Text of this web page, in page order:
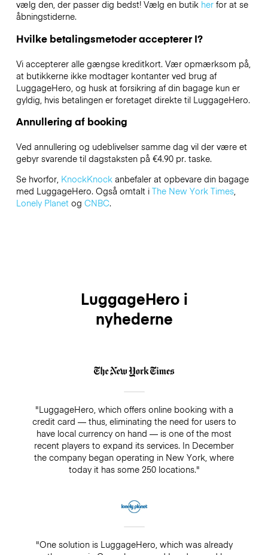
vælg den, der passer dig bedst! Vælg en butik herfor at se
åbningstiderne.
Hvilke betalingsmetoder accepterer I?
Vi accepterer alle gængse kreditkort. Vær opmærksom på,
at butikkerne ikke modtager kontanter ved brug af
LuggageHero, og husk at forsikring af din bagage kun er
gyldig, hvis betalingen er foretaget direkte til LuggageHero.
Annullering af booking
Ved annullering og udeblivelser samme dag vil der være et
gebyr svarende til dagstaksten på €4.90 pr. taske.
Se hvorfor, KnockKnockanbefaler at opbevare din bagage
med LuggageHero. Også omtalt i The New York Times,
Lonely Planetog CNBC.
LuggageHero i
nyhederne
"LuggageHero, which offers online booking with a
credit card — thus, eliminating the need for users to
have local currency on hand — is one of the most
recent players to expand its services. In December
the company began operating in New York, where
today it has some 250 locations."
"One solution is LuggageHero, which was already